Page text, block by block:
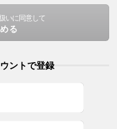
いに同意して
る
ントで登録